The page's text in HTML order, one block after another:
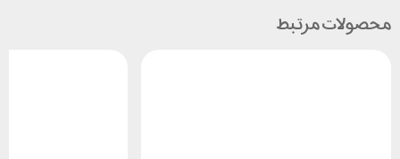
محصولات مرتبط